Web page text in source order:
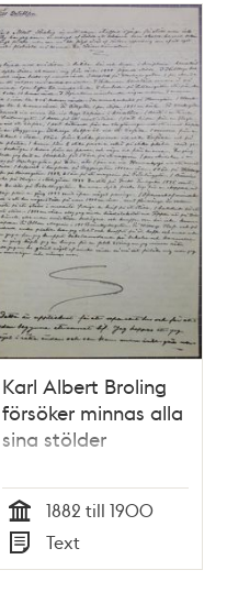
Karl Albert Broling
försöker minnas alla
sina stölder
Tid
1882 till 1900
Typ
Text